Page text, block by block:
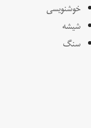
خوشنویسی
شیشه
سنگ